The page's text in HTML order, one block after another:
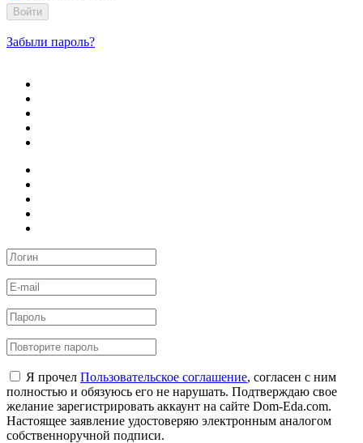
Войти
Забыли пароль?
Я прочел Пользовательское соглашение, согласен с ним
полностью и обязуюсь его не нарушать. Подтверждаю свое
желание зарегистрировать аккаунт на сайте Dom-Eda.com.
Настоящее заявление удостоверяю электронным аналогом
собственноручной подписи.